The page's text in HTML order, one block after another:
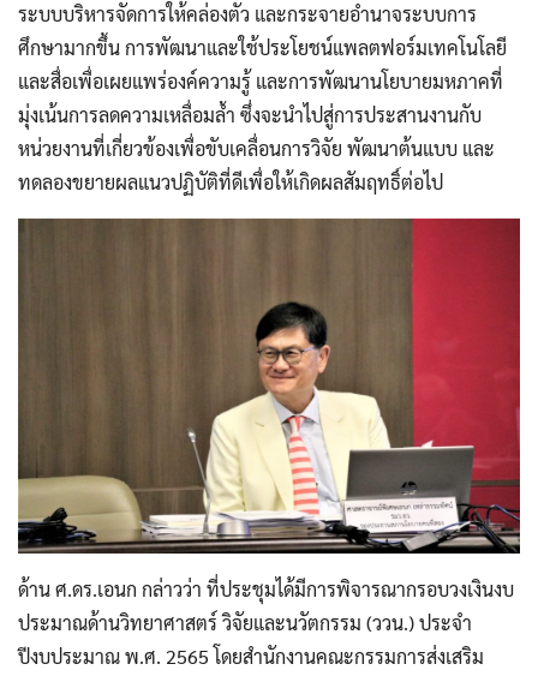
ระบบบริหารจัดการให้คล่องตัว และกระจายอำนาจระบบการ
ศึกษามากขึ้น การพัฒนาและใช้ประโยชน์แพลตฟอร์มเทคโนโลยี
และสื่อเพื่อเผยแพร่องค์ความรู้ และการพัฒนานโยบายมหภาคที่
มุ่งเน้นการลดความเหลื่อมล้ำ ซึ่งจะนำไปสู่การประสานงานกับ
หน่วยงานที่เกี่ยวข้องเพื่อขับเคลื่อนการวิจัย พัฒนาต้นแบบ และ
ทดลองขยายผลแนวปฏิบัติที่ดีเพื่อให้เกิดผลสัมฤทธิ์ต่อไป
ด้าน ศ.ดร.เอนก กล่าวว่า ที่ประชุมได้มีการพิจารณากรอบวงเงินงบ
ประมาณด้านวิทยาศาสตร์ วิจัยและนวัตกรรม (ววน.) ประจำ
ปีงบประมาณ พ.ศ. 2565 โดยสำนักงานคณะกรรมการส่งเสริม